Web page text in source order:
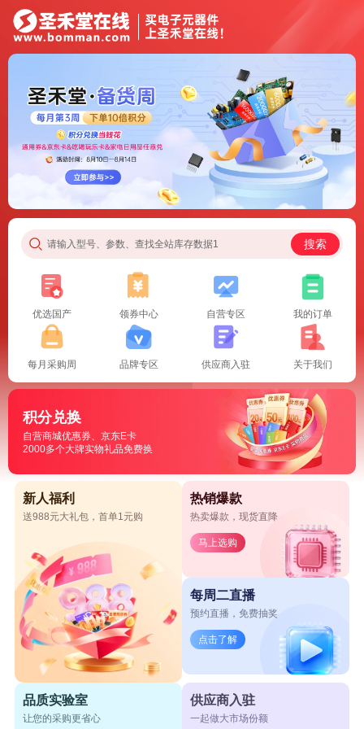
请输入型号、参数、查找全站库存数据1 搜索
优选国产 领券中心 自营专区 我的订单
每月采购周 品牌专区 供应商入驻 关于我们
积分兑换
自营商城优惠券、京东E卡
2000多个大牌实物礼品免费换
新人福利
送988元大礼包，首单1元购
热销爆款
热卖爆款，现货直降
马上选购
每周二直播
预约直播，免费抽奖
点击了解
品质实验室
让您的采购更省心
供应商入驻
一起做大市场份额